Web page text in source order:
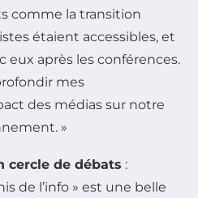
comme la transition
étaient accessibles, et
eux après les conférences.
mes
des médias sur notre
»
cercle de débats :
de l’info » est une belle